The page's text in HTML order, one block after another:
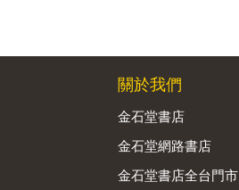
關於我們
金石堂書店
金石堂網路書店
金石堂書店全台門市